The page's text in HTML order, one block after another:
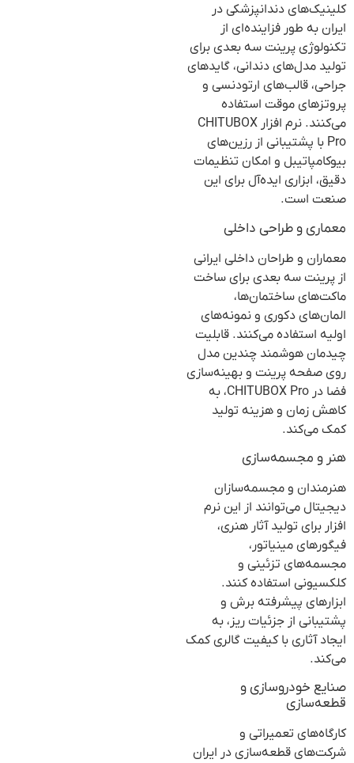
کلینیک‌های دندانپزشکی در
ایران به طور فزاینده‌ای از
تکنولوژی پرینت سه بعدی برای
تولید مدل‌های دندانی، گایدهای
جراحی، قالب‌های ارتودنسی و
پروتزهای موقت استفاده
می‌کنند. نرم افزار CHITUBOX
Pro با پشتیبانی از رزین‌های
بیوکامپاتیبل و امکان تنظیمات
دقیق، ابزاری ایده‌آل برای این
صنعت است.
معماری و طراحی داخلی
معماران و طراحان داخلی ایرانی
از پرینت سه بعدی برای ساخت
ماکت‌های ساختمان‌ها،
المان‌های دکوری و نمونه‌های
اولیه استفاده می‌کنند. قابلیت
چیدمان هوشمند چندین مدل
روی صفحه پرینت و بهینه‌سازی
فضا در CHITUBOX Pro، به
کاهش زمان و هزینه تولید
کمک می‌کند.
هنر و مجسمه‌سازی
هنرمندان و مجسمه‌سازان
دیجیتال می‌توانند از این نرم
افزار برای تولید آثار هنری،
فیگورهای مینیاتور،
مجسمه‌های تزئینی و
کلکسیونی استفاده کنند.
ابزارهای پیشرفته برش و
پشتیبانی از جزئیات ریز، به
ایجاد آثاری با کیفیت گالری کمک
می‌کند.
صنایع خودروسازی و
قطعه‌سازی
کارگاه‌های تعمیراتی و
شرکت‌های قطعه‌سازی در ایران